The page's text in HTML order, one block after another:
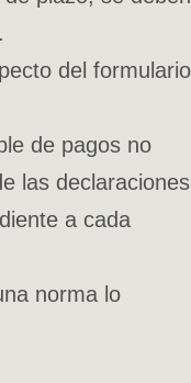
del formulario
de pagos no
las declaraciones
a cada
norma lo